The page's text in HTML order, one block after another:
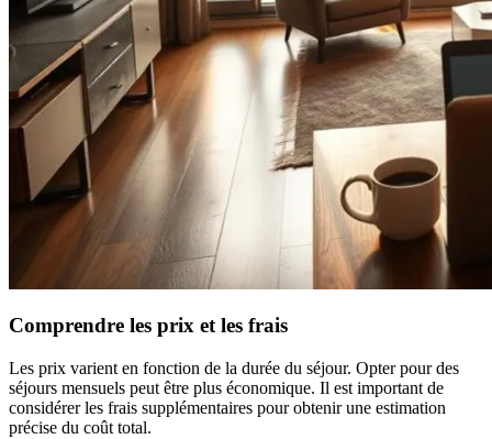
Comprendre les prix et les frais
Les prix varient en fonction de la durée du séjour. Opter pour des
séjours mensuels peut être plus économique. Il est important de
considérer les frais supplémentaires pour obtenir une estimation
précise du coût total.